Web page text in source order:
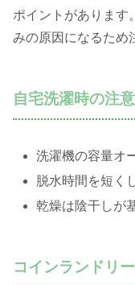
ポイントがあります
みの原因になるため
自宅洗濯時の注
洗濯機の容量オ
脱水時間を短く
乾燥は陰干しが
コインランドリ